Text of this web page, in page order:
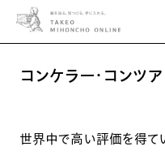
紙を検索
コンケラー・コンツア
世界中で高い評価を得て